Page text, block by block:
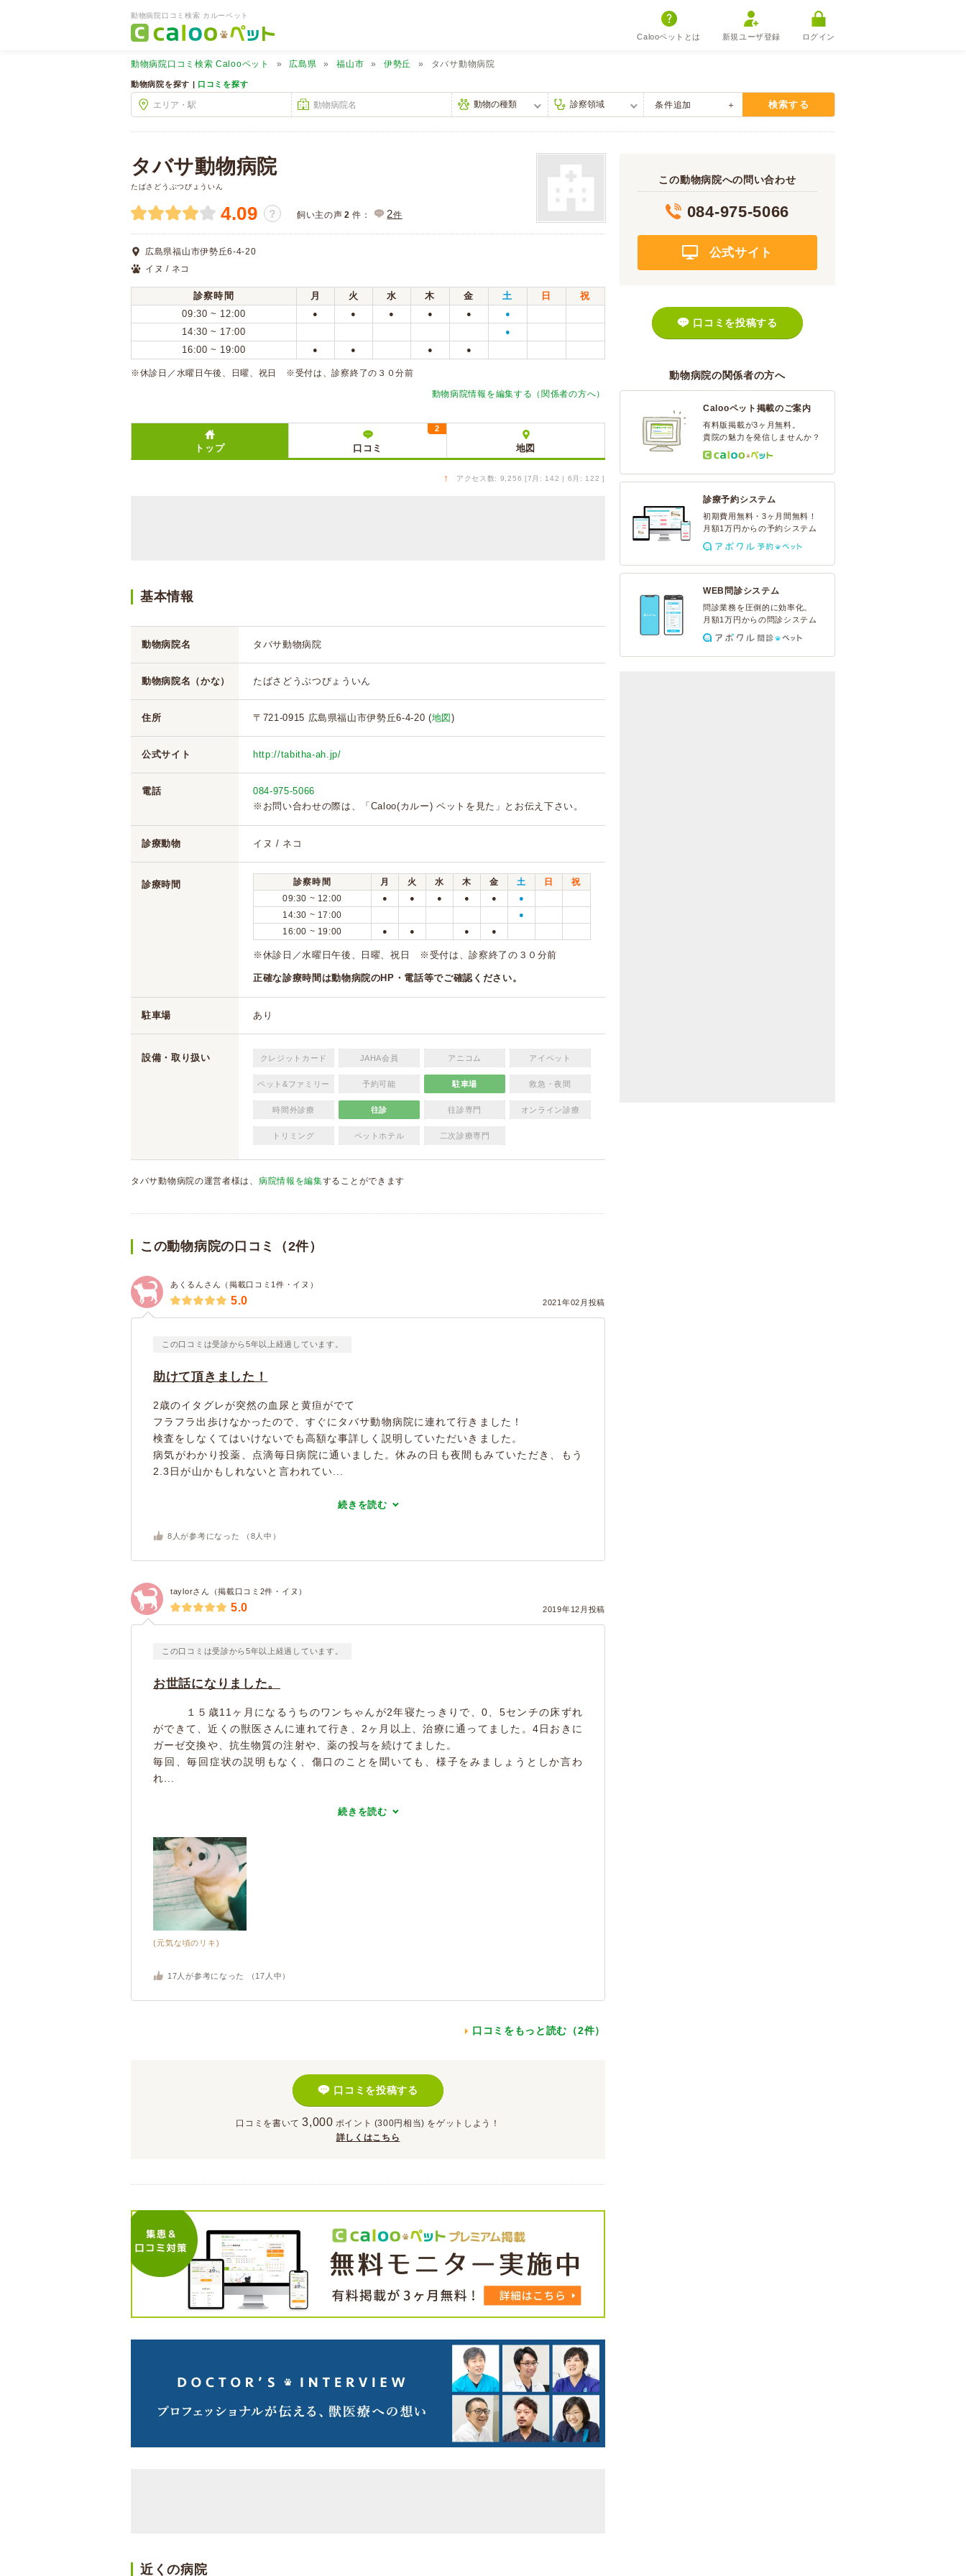
動物病院口コミ検索 カルーペット
Calooペットとは 新規ユーザ登録 ログイン
動物病院口コミ検索 Calooペット 広島県 福山市 伊勢丘 タバサ動物病院
動物病院を探す | 口コミを探す
条件追加 検索する
タバサ動物病院
たばさどうぶつびょういん
4.09 ？ 飼い主の声 2 件： 2件
広島県福山市伊勢丘6-4-20
イヌ / ネコ
診察時間 月 火 水 木 金 土 日
祝
09:30 ~ 12:00
● ● ● ● ● ●
14:30 ~ 17:00 ●
16:00 ~ 19:00 ● ● ● ●
※休診日／水曜日午後、日曜、祝日 ※受付は、診察終了の３０分前
動物病院情報を編集する（関係者の方へ）
トップ 口コミ
2
地図
↑ アクセス数: 9,256 [7月: 142 | 6月: 122 ]
基本情報
動物病院名 タバサ動物病院
動物病院名（かな） たばさどうぶつびょういん
住所 〒721-0915 広島県福山市伊勢丘6-4-20 (地図 )
公式サイト http://tabitha-ah.jp/
電話
084-975-5066
※お問い合わせの際は、「Caloo(カルー) ペットを見た」とお伝え下さい。
診療動物 イヌ / ネコ
診療時間 診察時間 月 火 水 木 金 土 日
祝
09:30 ~ 12:00
● ● ● ● ● ●
14:30 ~ 17:00 ●
16:00 ~ 19:00 ● ● ● ●
※休診日／水曜日午後、日曜、祝日 ※受付は、診察終了の３０分前
正確な診療時間は動物病院のHP・電話等でご確認ください。
駐車場 あり
設備・取り扱い クレジットカード JAHA会員 アニコム アイペット
ペット&ファミリー 予約可能 駐車場 救急・夜間
時間外診療 往診 往診専門 オンライン診療
トリミング ペットホテル 二次診療専門
タバサ動物病院の運営者様は、 病院情報を編集することができます
この動物病院の口コミ（2件）
あくるんさん（掲載口コミ1件・イヌ）
2021年02月投稿
5.0
この口コミは受診から5年以上経過しています。
助けて頂きました！
2歳のイタグレが突然の血尿と黄疸がでて
フラフラ出歩けなかったので、すぐにタバサ動物病院に連れて行きました！
検査をしなくてはいけないでも高額な事詳しく説明していただいきました。
病気がわかり投薬、点滴毎日病院に通いました。休みの日も夜間もみていただき、もう
2.3日が山かもしれないと言われてい...
続きを読む
8 人が参考になった （ 8 人中）
taylorさん（掲載口コミ2件・イヌ）
2019年12月投稿
5.0
この口コミは受診から5年以上経過しています。
お世話になりました。
１５歳11ヶ月になるうちのワンちゃんが2年寝たっきりで、0、5センチの床ずれ
ができて、近くの獣医さんに連れて行き、2ヶ月以上、治療に通ってました。4日おきに
ガーゼ交換や、抗生物質の注射や、薬の投与を続けてました。
毎回、毎回症状の説明もなく、傷口のことを聞いても、様子をみましょうとしか言わ
れ...
続きを読む
(元気な頃のリキ)
17 人が参考になった （ 17 人中）
口コミをもっと読む（2件）
口コミを投稿する
口コミを書いて 3,000 ポイント (300円相当) をゲットしよう！
詳しくはこちら
近くの病院
この動物病院への問い合わせ
084-975-5066
公式サイト
口コミを投稿する
動物病院の関係者の方へ
Calooペット掲載のご案内
有料版掲載が3ヶ月無料。
貴院の魅力を発信しませんか？
診療予約システム
初期費用無料・3ヶ月間無料！
月額1万円からの予約システム
WEB問診システム
問診業務を圧倒的に効率化。
月額1万円からの問診システム